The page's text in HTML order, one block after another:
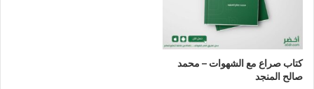
كتاب صراع مع الشهوات – محمد
صالح المنجد